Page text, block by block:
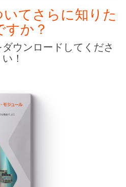
てさらに知りた
すか？
ウンロードしてくださ
い！